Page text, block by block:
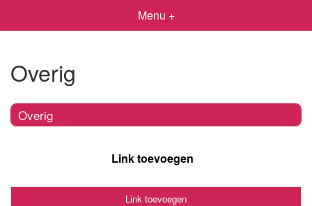
Menu +
Overig
Overig
Link toevoegen
Link toevoegen